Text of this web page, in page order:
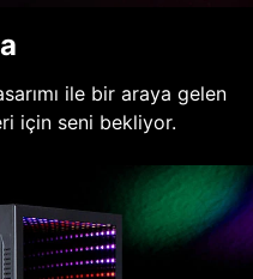
ile bir araya gelen
için seni bekliyor.